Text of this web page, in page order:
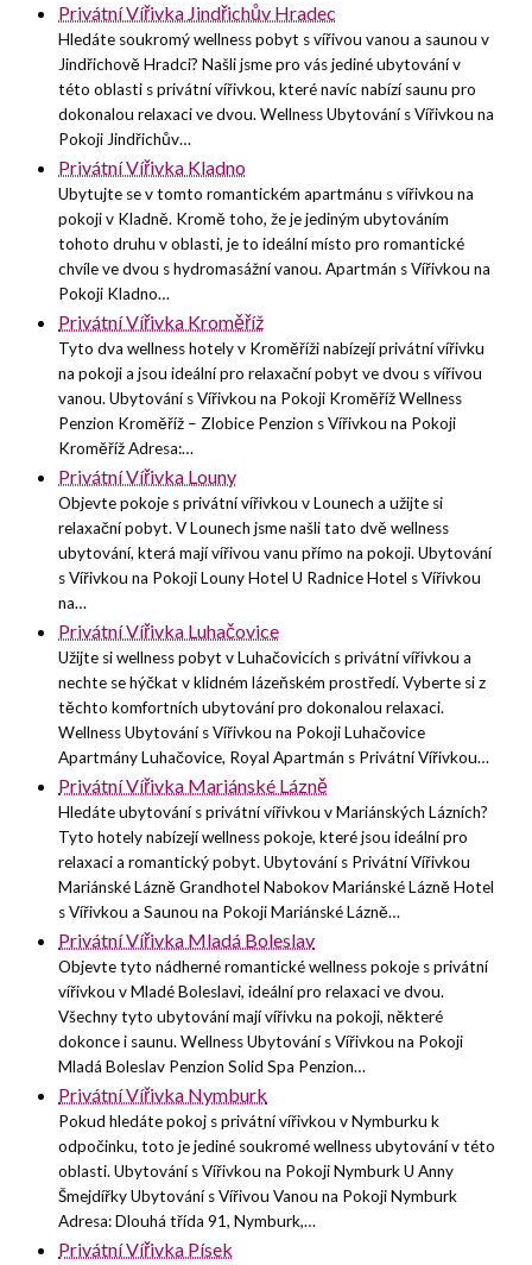
Privátní Vířivka Jindřichův Hradec
Hledáte soukromý wellness pobyt s vířivou vanou a saunou v
Jindřichově Hradci? Našli jsme pro vás jediné ubytování v
této oblasti s privátní vířivkou, které navíc nabízí saunu pro
dokonalou relaxaci ve dvou. Wellness Ubytování s Vířivkou na
Pokoji Jindřichův…
Privátní Vířivka Kladno
Ubytujte se v tomto romantickém apartmánu s vířivkou na
pokoji v Kladně. Kromě toho, že je jediným ubytováním
tohoto druhu v oblasti, je to ideální místo pro romantické
chvíle ve dvou s hydromasážní vanou. Apartmán s Vířivkou na
Pokoji Kladno…
Privátní Vířivka Kroměříž
Tyto dva wellness hotely v Kroměříži nabízejí privátní vířivku
na pokoji a jsou ideální pro relaxační pobyt ve dvou s vířivou
vanou. Ubytování s Vířivkou na Pokoji Kroměříž Wellness
Penzion Kroměříž – Zlobice Penzion s Vířivkou na Pokoji
Kroměříž Adresa:…
Privátní Vířivka Louny
Objevte pokoje s privátní vířivkou v Lounech a užijte si
relaxační pobyt. V Lounech jsme našli tato dvě wellness
ubytování, která mají vířivou vanu přímo na pokoji. Ubytování
s Vířivkou na Pokoji Louny Hotel U Radnice Hotel s Vířivkou
na…
Privátní Vířivka Luhačovice
Užijte si wellness pobyt v Luhačovicích s privátní vířivkou a
nechte se hýčkat v klidném lázeňském prostředí. Vyberte si z
těchto komfortních ubytování pro dokonalou relaxaci.
Wellness Ubytování s Vířivkou na Pokoji Luhačovice
Apartmány Luhačovice, Royal Apartmán s Privátní Vířivkou…
Privátní Vířivka Mariánské Lázně
Hledáte ubytování s privátní vířivkou v Mariánských Lázních?
Tyto hotely nabízejí wellness pokoje, které jsou ideální pro
relaxaci a romantický pobyt. Ubytování s Privátní Vířivkou
Mariánské Lázně Grandhotel Nabokov Mariánské Lázně Hotel
s Vířivkou a Saunou na Pokoji Mariánské Lázně…
Privátní Vířivka Mladá Boleslav
Objevte tyto nádherné romantické wellness pokoje s privátní
vířivkou v Mladé Boleslavi, ideální pro relaxaci ve dvou.
Všechny tyto ubytování mají vířivku na pokoji, některé
dokonce i saunu. Wellness Ubytování s Vířivkou na Pokoji
Mladá Boleslav Penzion Solid Spa Penzion…
Privátní Vířivka Nymburk
Pokud hledáte pokoj s privátní vířivkou v Nymburku k
odpočinku, toto je jediné soukromé wellness ubytování v této
oblasti. Ubytování s Vířivkou na Pokoji Nymburk U Anny
Šmejdířky Ubytování s Vířivou Vanou na Pokoji Nymburk
Adresa: Dlouhá třída 91, Nymburk,…
Privátní Vířivka Písek